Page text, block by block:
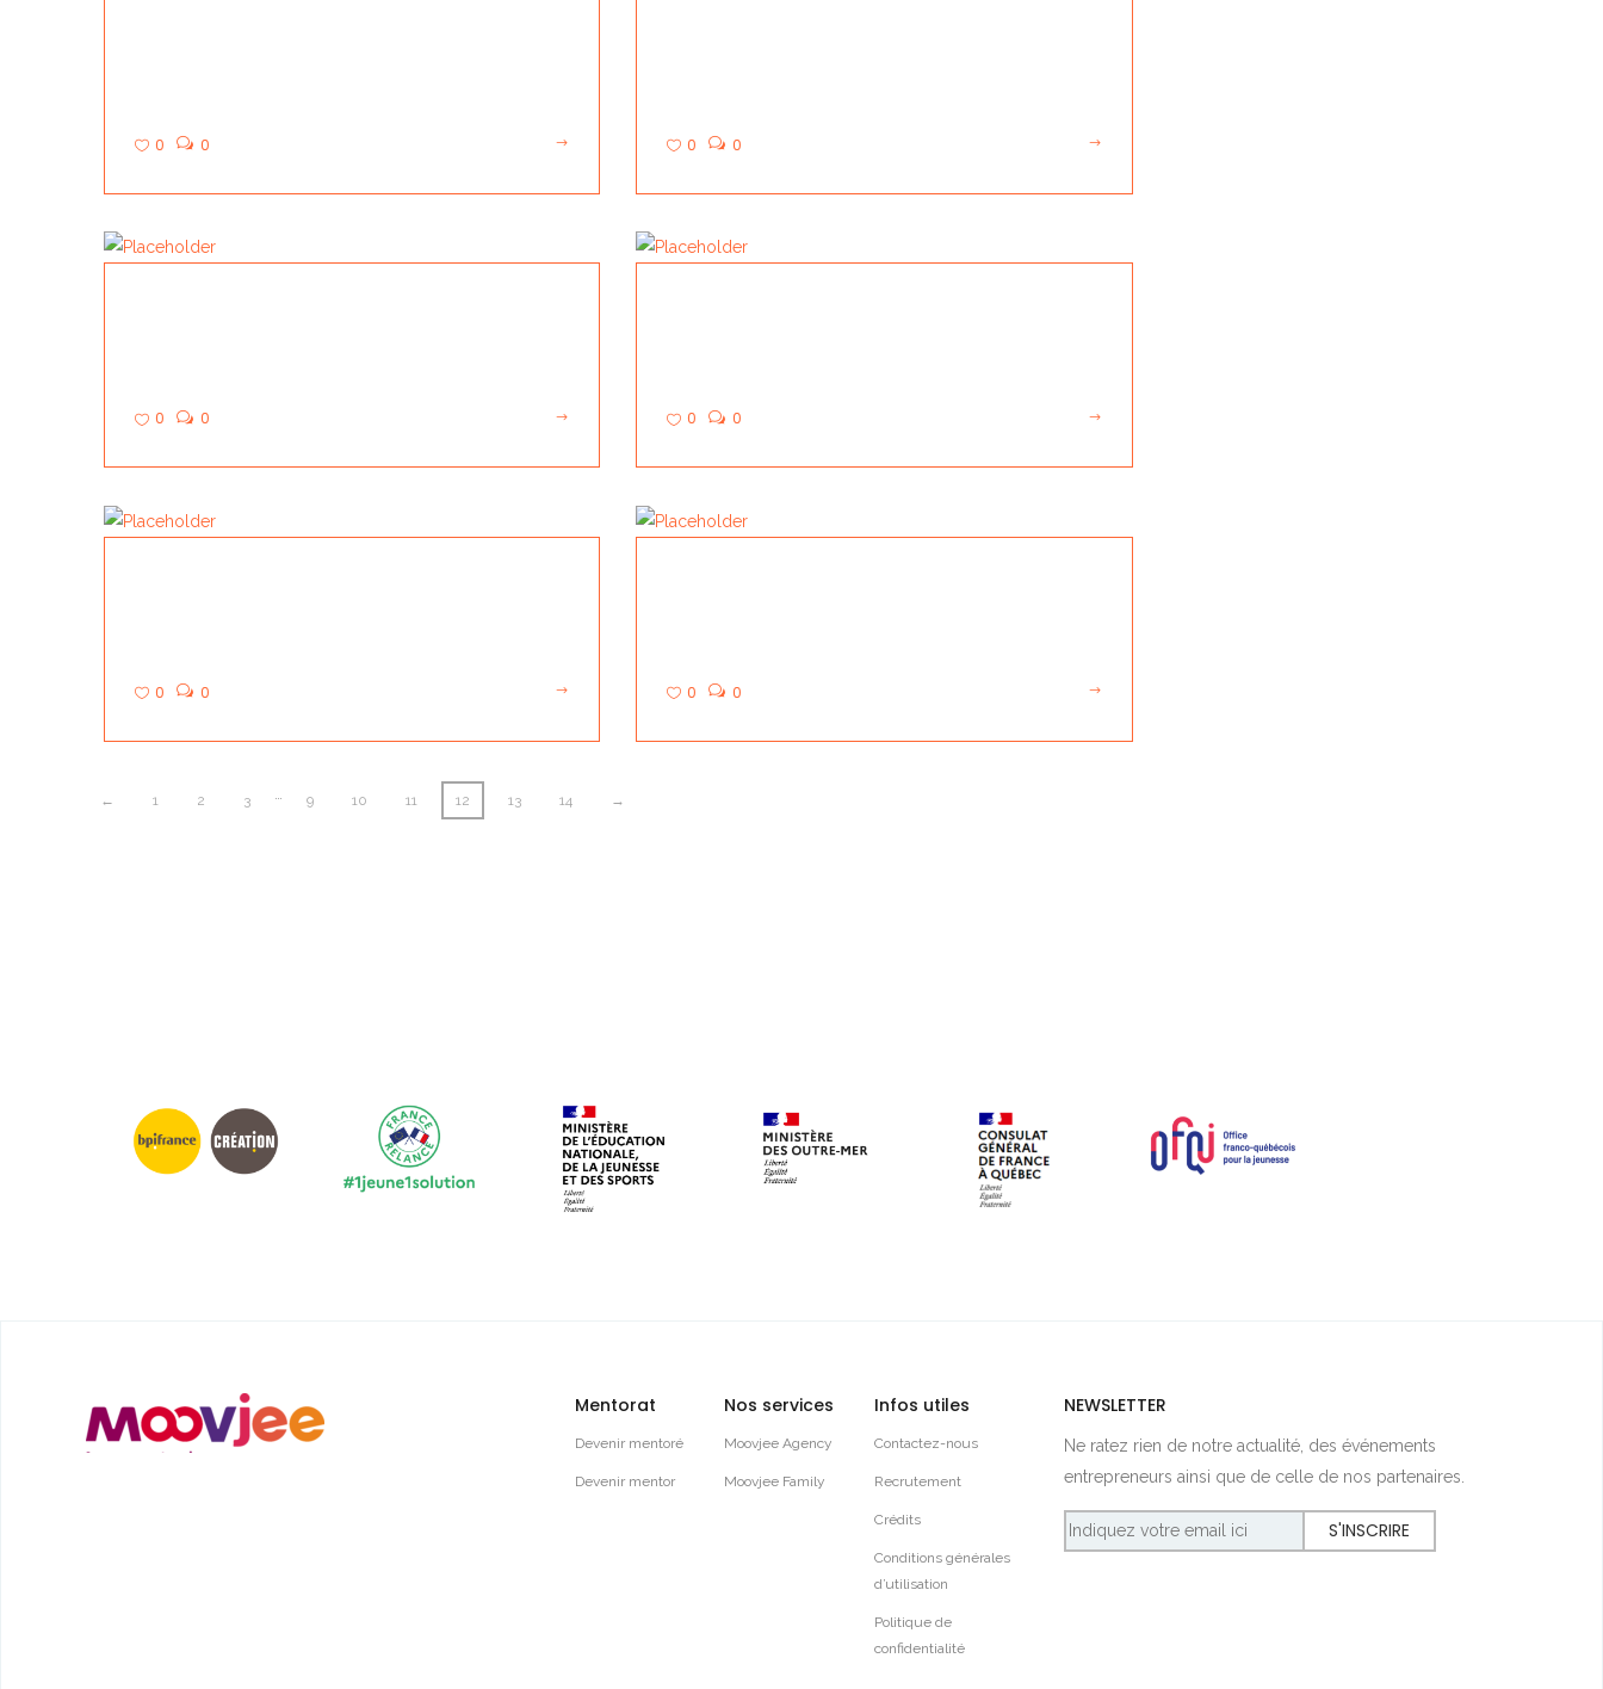
0 0 0 0
0 0 0 0
0 0 0 0
← 1 2 3 9 10 11 12 13 14 →
Mentorat
Devenir mentoré
Devenir mentor
Nos services
Moovjee Agency
Moovjee Family
Infos utiles
Contactez-nous
Recrutement
Crédits
Conditions générales
d’utilisation
Politique de
confidentialité
NEWSLETTER
Ne ratez rien de notre actualité, des événements
entrepreneurs ainsi que de celle de nos partenaires.